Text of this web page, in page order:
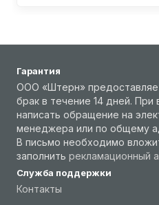
Гарантия
ООО «Штерн»
брак в течение 14 дней. При
написать обращение на
менеджера или по общему
В письмо необходимо
заполнить рекламационный
Служба поддержки
Контакты